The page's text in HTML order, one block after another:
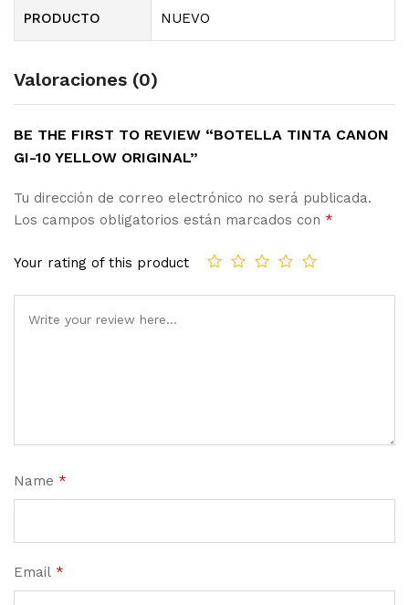
PRODUCTO NUEVO
Valoraciones (0)
BE THE FIRST TO REVIEW “BOTELLA TINTA CANON
GI-10 YELLOW ORIGINAL”
Tu dirección de correo electrónico no será publicada.
Los campos obligatorios están marcados con *
Your rating of this product
Name *
Email *